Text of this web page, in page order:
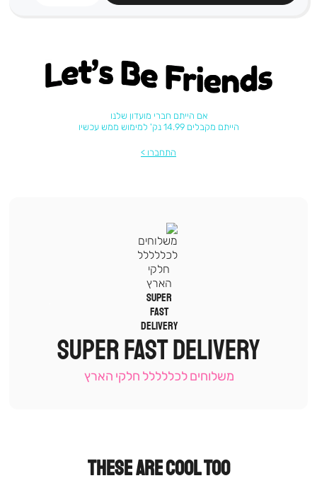
Let's be friends
אם הייתם חברי מועדון שלנו
הייתם מקבלים 14.99 נק' למימוש ממש עכשיו
התחברו
|
תומכי
מכירה
-
עמוד
(9)
SUPER FAST DELIVERY
משלוחים לכללללל חלקי הארץ
THESE ARE COOL TOO